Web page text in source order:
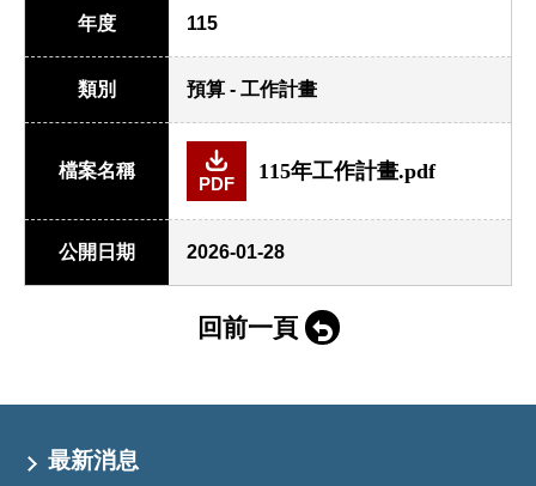
年度 115
類別 預算 - 工作計畫
檔案名稱
PDF
115年工作計畫.pdf
公開日期 2026-01-28
回前一頁
最新消息